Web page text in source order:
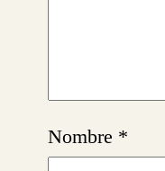
Nombre *